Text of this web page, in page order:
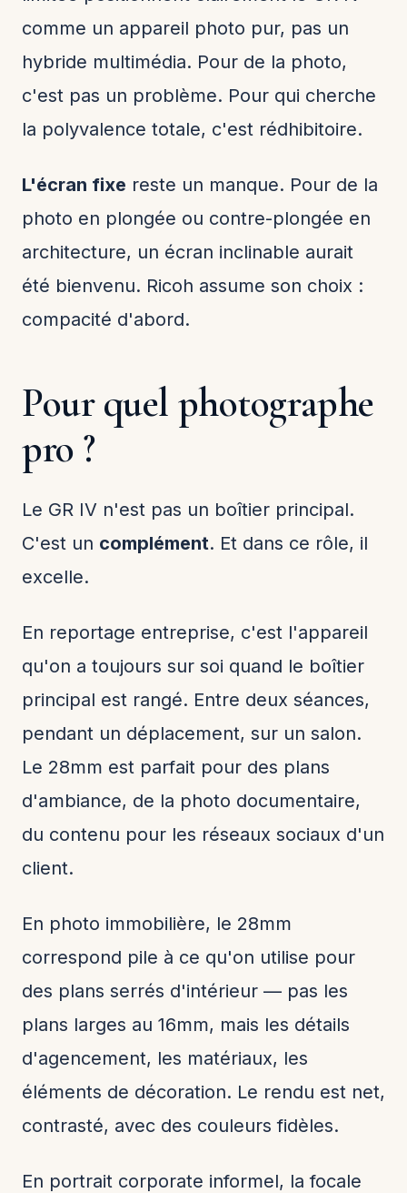
comme un appareil photo pur, pas un
hybride multimédia. Pour de la photo,
c'est pas un problème. Pour qui cherche
la polyvalence totale, c'est rédhibitoire.
L'écran fixe reste un manque. Pour de la
photo en plongée ou contre-plongée en
architecture, un écran inclinable aurait
été bienvenu. Ricoh assume son choix :
compacité d'abord.
Pour quel photographe
pro ?
Le GR IV n'est pas un boîtier principal.
C'est un complément. Et dans ce rôle, il
excelle.
En reportage entreprise, c'est l'appareil
qu'on a toujours sur soi quand le boîtier
principal est rangé. Entre deux séances,
pendant un déplacement, sur un salon.
Le 28mm est parfait pour des plans
d'ambiance, de la photo documentaire,
du contenu pour les réseaux sociaux d'un
client.
En photo immobilière, le 28mm
correspond pile à ce qu'on utilise pour
des plans serrés d'intérieur — pas les
plans larges au 16mm, mais les détails
d'agencement, les matériaux, les
éléments de décoration. Le rendu est net,
contrasté, avec des couleurs fidèles.
En portrait corporate informel, la focale